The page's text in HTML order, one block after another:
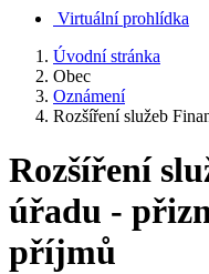
Virtuální prohlídka
Úvodní stránka
Obec
Oznámení
Rozšíření služeb
Rozšíření
úřadu -
příjmů